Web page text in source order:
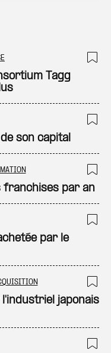
Tagg
son capital
franchises par an
par le
japonais